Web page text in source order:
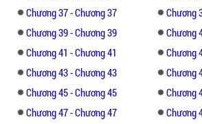
Chương 37 - Chương 37
Chương
Chương 39 - Chương 39
Chương
Chương 41 - Chương 41
Chương
Chương 43 - Chương 43
Chương
Chương 45 - Chương 45
Chương
Chương 47 - Chương 47
Chương